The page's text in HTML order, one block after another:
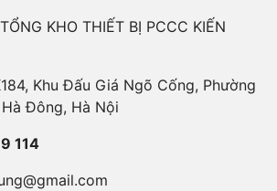
KHO THIẾT BỊ PCCC KIẾN
Khu Đấu Giá Ngõ Cống, Phường
Đông, Hà Nội
114